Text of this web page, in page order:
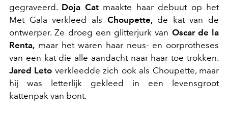
gegraveerd. Doja Catmaakte haar debuut op het
Met Gala verkleed als Choupette,de kat van de
ontwerper. Ze droeg een glitterjurk van Oscar de la
Renta, maar het waren haar neus- en oorprotheses
van een kat die alle aandacht naar haar toe trokken.
Jared Leto verkleedde zich ook als Choupette, maar
hij was letterlijk gekleed in een levensgroot
kattenpak van bont.